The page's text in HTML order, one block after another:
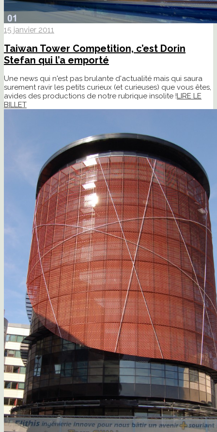
15 janvier 2011
Taiwan Tower Competition, c’est Dorin
Stefan qui l’a emporté
Une news qui n'est pas brulante d'actualité mais qui saura
surement ravir les petits curieux (et curieuses) que vous êtes,
avides des productions de notre rubrique insolite !LIRE LE
BILLET